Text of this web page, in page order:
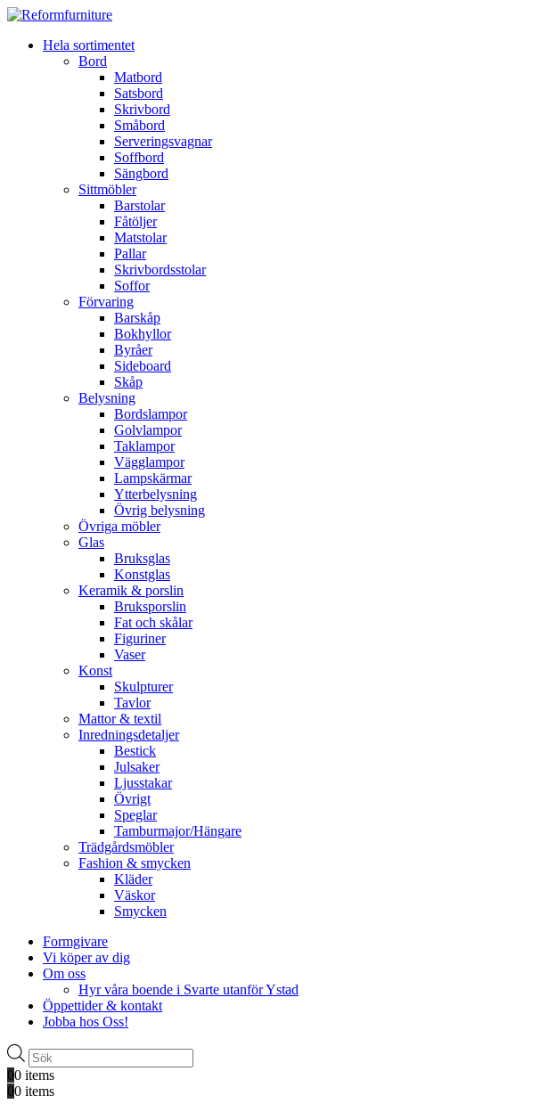
Hela sortimentet
Bord
Matbord
Satsbord
Skrivbord
Småbord
Serveringsvagnar
Soffbord
Sängbord
Sittmöbler
Barstolar
Fåtöljer
Matstolar
Pallar
Skrivbordsstolar
Soffor
Förvaring
Barskåp
Bokhyllor
Byråer
Sideboard
Skåp
Belysning
Bordslampor
Golvlampor
Taklampor
Vägglampor
Lampskärmar
Ytterbelysning
Övrig belysning
Övriga möbler
Glas
Bruksglas
Konstglas
Keramik & porslin
Bruksporslin
Fat och skålar
Figuriner
Vaser
Konst
Skulpturer
Tavlor
Mattor & textil
Inredningsdetaljer
Bestick
Julsaker
Ljusstakar
Övrigt
Speglar
Tamburmajor/Hängare
Trädgårdsmöbler
Fashion & smycken
Kläder
Väskor
Smycken
Formgivare
Vi köper av dig
Om oss
Hyr våra boende i Svarte utanför Ystad
Öppettider & kontakt
Jobba hos Oss!
Produktsökning
00 items
00 items